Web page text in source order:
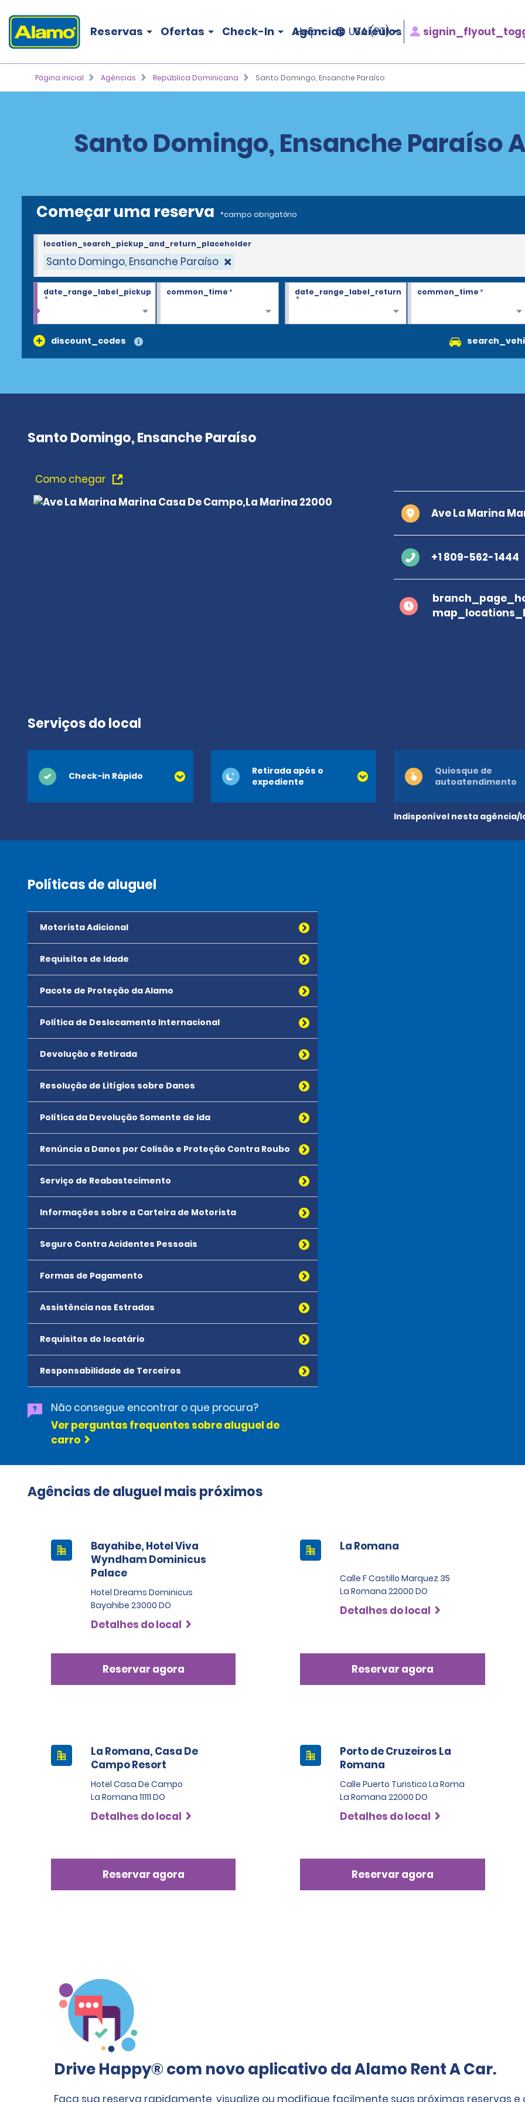
Reservas Ofertas Check-In Agências Veículos
Help USA (PT)
Página inicial Agências República Dominicana Santo Domingo, Ensanche Paraíso
Santo Domingo, Ensanche Paraíso
Começar uma reserva *campo obrigatório
Santo Domingo, Ensanche Paraíso
location_search_pickup_and_return_placeholder
date_range_label_pickup
*
common_time* date_range_label_return
*
common_time*
discount_codes
Santo Domingo, Ensanche Paraíso
Como chegar
Ave La Marina
+1 809-562-1444
Serviços do local
Check-in Rápido
Retirada após o
expediente
Indisponível nesta agência/
Quiosque de
autoatendimento
Políticas de aluguel
Motorista Adicional
Requisitos de Idade
Pacote de Proteção da Alamo
Política de Deslocamento Internacional
Devolução e Retirada
Resolução de Litígios sobre Danos
Política da Devolução Somente de Ida
Renúncia a Danos por Colisão e Proteção Contra Roubo
Serviço de Reabastecimento
Informações sobre a Carteira de Motorista
Seguro Contra Acidentes Pessoais
Formas de Pagamento
Assistência nas Estradas
Requisitos do locatário
Responsabilidade de Terceiros
Não consegue encontrar o que procura?
Ver perguntas frequentes sobre aluguel de
carro
Agências de aluguel mais próximos
Bayahibe, Hotel Viva
Wyndham Dominicus
Palace
Hotel Dreams Dominicus
Bayahibe 23000 DO
Detalhes do local
Reservar agora
La Romana
Calle F Castillo Marquez 35
La Romana 22000 DO
Detalhes do local
Reservar agora
La Romana, Casa De
Campo Resort
Hotel Casa De Campo
La Romana 11111 DO
Detalhes do local
Reservar agora
Porto de Cruzeiros La
Romana
Calle Puerto Turistico La Roma
La Romana 22000 DO
Detalhes do local
Reservar agora
Drive Happy® com novo aplicativo da Alamo Rent A Car.
Faça sua reserva rapidamente, visualize ou modifique facilmente suas próximas reservas e